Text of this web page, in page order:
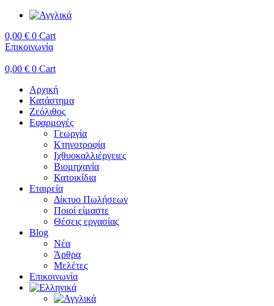
0,00 € 0 Cart
Επικοινωνία
0,00 € 0 Cart
Αρχική
Κατάστημα
Ζεόλιθος
Εφαρμογές
Γεωργία
Κτηνοτροφία
Ιχθυοκαλλιέργειες
Βιομηχανία
Κατοικίδια
Εταιρεία
Δίκτυο Πωλήσεων
Ποιοί είμαστε
Θέσεις εργασίας
Blog
Νέα
Άρθρα
Μελέτες
Επικοινωνία